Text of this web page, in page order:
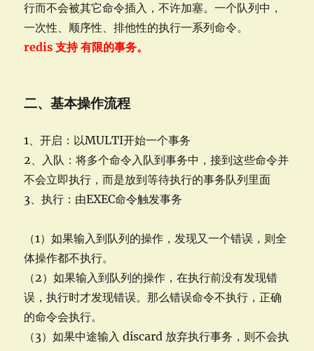
行而不会被其它命令插入，不许加塞。一个队列中，
一次性、顺序性、排他性的执行一系列命令。
redis 支持 有限的事务。
二、基本操作流程
1、开启：以MULTI开始一个事务
2、入队：将多个命令入队到事务中，接到这些命令并
不会立即执行，而是放到等待执行的事务队列里面
3、执行：由EXEC命令触发事务
（1）如果输入到队列的操作，发现又一个错误，则全
体操作都不执行。
（2）如果输入到队列的操作，在执行前没有发现错
误，执行时才发现错误。那么错误命令不执行，正确
的命令会执行。
（3）如果中途输入 discard 放弃执行事务，则不会执